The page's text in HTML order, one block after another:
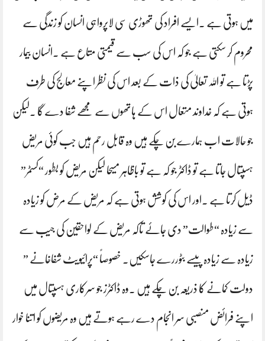
میں ہوتی ہے ۔ایسے افراد کی تھوڑی سی لاپرواہی انسان کو زندگی سے
محروم کر سکتی ہے جو کہ اس کی سب سے قیمتی متاع ہے ۔انسان بیمار
پڑتا ہے تو اللہ تعالیٰ کی ذات کے بعد اس کی نظر اپنے معالج کی طرف
ہوتی ہے کہ خداوند متعال اس کے ہاتھوں سے مجھے شفا دے گا ۔لیکن
جو حالات اب ہمارے بن چکے ہیں وہ قابل رحم ہیں جب کوئی مریض
ہسپتال جاتا ہے تو ڈاکٹر جو کہ ہے تو باظاہر مسیحا لیکن مریض کو بطور “کسٹمر”
ڈیل کرتا ہے ۔اور اس کی کوشش ہوتی ہے کہ مریض کے مرض کو زیادہ
سے زیادہ “طوالت” دی جائے تاکہ مریض کے لواحقین کی جیب سے
زیادہ سے زیادہ پیسے بٹوررے جاسکیں۔ خصوصاً “پرائیویٹ شفاخانے ”
دولت کمانے کا ذریعہ بن چکے ہیں ۔وہ ڈاکٹرز جو سرکاری ہسپتال میں
اپنے فرائض منصبی سر انجام دے رہے ہوتے ہیں وہ مریضوں کو اتنا خوار